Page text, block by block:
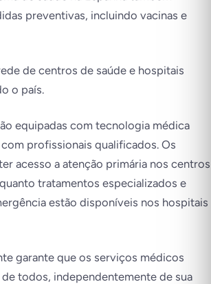
preventivas, incluindo vacinas e
de centros de saúde e hospitais
o país.
equipadas com tecnologia médica
profissionais qualificados. Os
acesso a atenção primária nos centros
tratamentos especializados e
estão disponíveis nos hospitais
garante que os serviços médicos
todos, independentemente de sua